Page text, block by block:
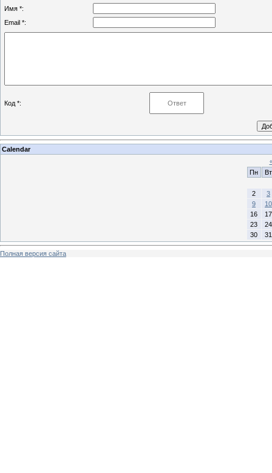
Имя *:
Email *:
Код *:
Calendar
Пн
Вт
2
3
9
10
16
17
23
24
30
31
Полная версия сайта